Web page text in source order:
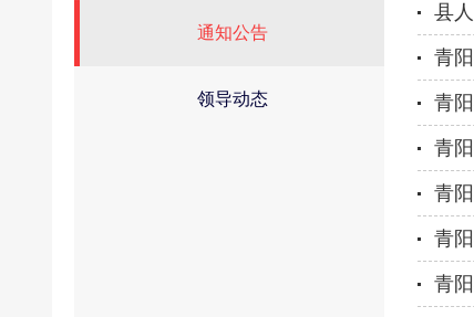
通知公告
领导动态
县
青
青
青
青
青
青